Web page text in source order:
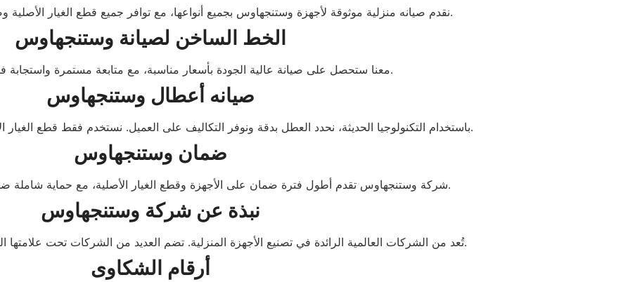
📞 01283377353 نقدم صيانه منزلية موثوقة لأجهزة وستنجهاوس بجميع أنواعها، مع توافر جميع قطع الغيار الأصلية وضمان معتمد.
الخط الساخن لصيانة وستنجهاوس
معنا ستحصل على صيانة عالية الجودة بأسعار مناسبة، مع متابعة مستمرة واستجابة فورية لأي طارئ فني.
صيانه أعطال وستنجهاوس
باستخدام التكنولوجيا الحديثة، نحدد العطل بدقة ونوفر التكاليف على العميل. نستخدم فقط قطع الغيار الأصلية، لضمان أداء طويل الأمد للجهاز.
ضمان وستنجهاوس
شركة وستنجهاوس تقدم أطول فترة ضمان على الأجهزة وقطع الغيار الأصلية، مع حماية شاملة ضد عيوب التصنيع وتكاليف الإصلاح.
نبذة عن شركة وستنجهاوس
تُعد من الشركات العالمية الرائدة في تصنيع الأجهزة المنزلية. تضم العديد من الشركات تحت علامتها التجارية وتنتشر خدماتها في كل مكان.
أرقام الشكاوى